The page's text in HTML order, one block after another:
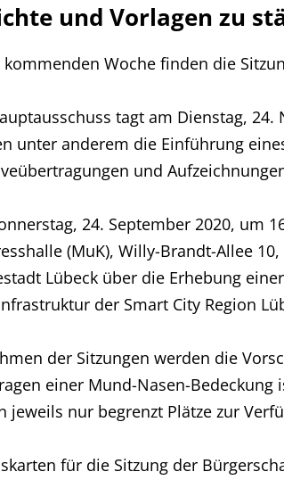
und Vorlagen zu
kommenden Woche finden die
tagt am Dienstag,
unter anderem die Einführung
und
24. September 2020, um
(MuK), Willy-Brandt-Allee
Lübeck über die Erhebung
der Smart City Region
der Sitzungen werden die
einer Mund-Nasen-
jeweils nur begrenzt Plätze zur
für die Sitzung der